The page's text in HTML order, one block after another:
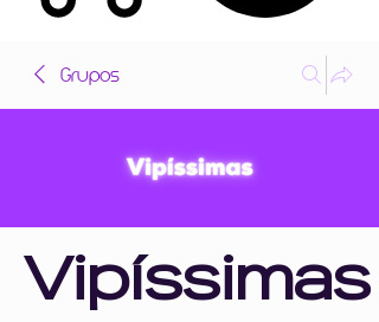
Grupos
Vipíssimas